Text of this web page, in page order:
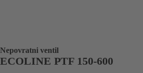
Nepovratni ventil
ECOLINE PTF 150-600